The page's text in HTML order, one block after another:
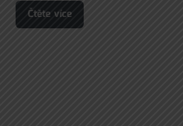
Čtěte více